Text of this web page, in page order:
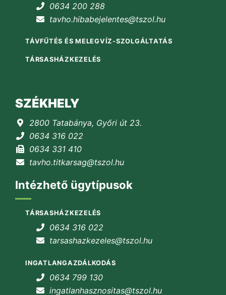
0634 200 288
tavho.hibabejelentes@tszol.hu
TÁVFŰTÉS ÉS MELEGVÍZ-SZOLGÁLTATÁS
TÁRSASHÁZKEZELÉS
SZÉKHELY
2800 Tatabánya, Győri út 23.
0634 316 022
0634 331 410
tavho.titkarsag@tszol.hu
Intézhető ügytípusok
TÁRSASHÁZKEZELÉS
0634 316 022
tarsashazkezeles@tszol.hu
INGATLANGAZDÁLKODÁS
0634 799 130
ingatlanhasznositas@tszol.hu